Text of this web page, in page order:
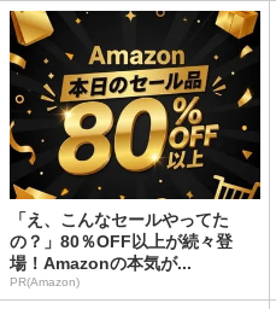
「え、こんなセールやってた
の？」80％OFF以上が続々登
場！Amazonの本気が...
PR(Amazon)